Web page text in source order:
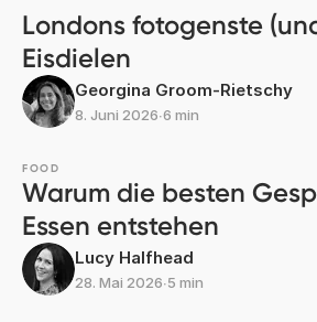
Londons fotogenste
Eisdielen
Georgina Groom-Rietschy
8. Juni 2026∙6 min
FOOD
Warum die besten
Essen entstehen
Lucy Halfhead
28. Mai 2026∙5 min